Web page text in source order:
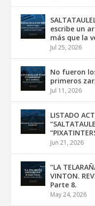
escribe un
más que la
Jul 25, 2026
No fueron
primeros
Jul 11, 2026
LISTADO
Jun 21, 2026
“LA
VINTON.
Parte 8.
May 24, 2026